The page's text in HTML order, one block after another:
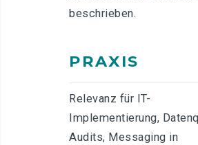
beschrieben.
PRAXIS
Relevanz für IT-
Implementierung,
Audits, Messaging in